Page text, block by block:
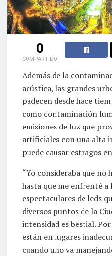
0
COMPARTIDO
Además de la
acústica, las grandes
padecen desde hace
como contaminación
emisiones de luz que
artificiales con una alta
puede causar estragos
“Yo consideraba que
hasta que me enfrenté a
espectaculares de leds
diversos puntos de la
intensidad es bestial.
están en lugares
cuando uno va